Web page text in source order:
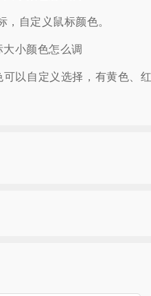
自定义鼠标颜色。
以自定义选择，有黄色、